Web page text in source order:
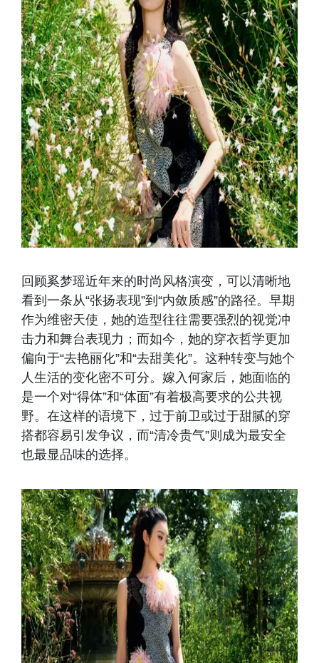
回顾奚梦瑶近年来的时尚风格演变，可以清晰地
看到一条从“张扬表现”到“内敛质感”的路径。早期
作为维密天使，她的造型往往需要强烈的视觉冲
击力和舞台表现力；而如今，她的穿衣哲学更加
偏向于“去艳丽化”和“去甜美化”。这种转变与她个
人生活的变化密不可分。嫁入何家后，她面临的
是一个对“得体”和“体面”有着极高要求的公共视
野。在这样的语境下，过于前卫或过于甜腻的穿
搭都容易引发争议，而“清冷贵气”则成为最安全
也最显品味的选择。